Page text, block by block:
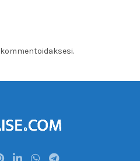
kommentoidaksesi.